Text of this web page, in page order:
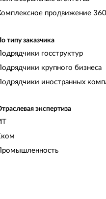
продвижение 360
типу заказчика
госструктур
крупного бизнеса
иностранных
экспертиза